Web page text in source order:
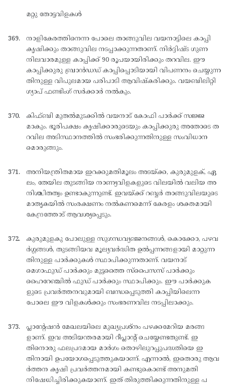
മറ്റു തോട്ടവിളകള്‍
നാളികേരത്തിനെന്ന പോലെ താങ്ങുവില വയനാട്ടിലെ കാപ്പി
കൃഷിക്കും താങ്ങുവില നടപ്പാക്കുന്നതാണ്. നിര്‍ദ്ദിഷ്ട ഗുണ
നിലവാരമുള്ള കാപ്പിക്ക് 90 രൂപയായിരിക്കും തറവില. ഈ
കാപ്പിക്കുരു ബ്രാന്‍ഡഡ് കാപ്പിപ്പൊടിയായി വിപണനം ചെയ്യുന്ന
തിനുള്ള വിപുലമായ പരിപാടി ആവിഷ്കരിക്കും. വയബിലിറ്റി
ഗ്യാപ് ഫണ്ടിംഗ് സര്‍ക്കാര്‍ നല്‍കും.
കിഫ്ബി മുതല്‍മുടക്കില്‍ വയനാട് കോഫി പാര്‍ക്ക് സജ്ജ
മാകും. ഭൂരിപക്ഷം കൃഷിക്കാരുടെയും കാപ്പിക്കുരു അതോടെ ത
റവില അടിസ്ഥാനത്തില്‍ സംഭരിക്കുന്നതിനുള്ള സംവിധാന
മൊരുങ്ങും.
അനിയന്ത്രിതമായ ഇറക്കുമതിമൂലം അടയ്ക്ക, കുരുമുളക്, ഏ
ലം, തേയില തുടങ്ങിയ നാണ്യവിളകളുടെ വിലയില്‍ വലിയ അ
നിശ്ചിതത്വം ഉണ്ടാകുന്നുണ്ട്. ഇവയ്ക്ക് റബ്ബര്‍ താങ്ങുവിലയുടെ
മാതൃകയില്‍ സംരക്ഷണം നല്‍കണമെന്ന് കേരളം ശക്തമായി
കേന്ദ്രത്തോട് ആവശ്യപ്പെടും.
കുരുമുളകു പോലുള്ള സുഗന്ധവ്യഞ്ജനങ്ങള്‍, കൊക്കോ, പഴവ
ര്‍ഗ്ഗങ്ങള്‍, തുടങ്ങിയവ മൂല്യവര്‍ദ്ധിത ഉല്‍പ്പന്നങ്ങളായി മാറ്റുന്ന
തിനുള്ള പാര്‍ക്കുകള്‍ സ്ഥാപിക്കുന്നതാണ്. വയനാട്
മെഗാഫുഡ് പാര്‍ക്കും മുട്ടത്തൈ സ്പൈസസ് പാര്‍ക്കും
ഹൈറേഞ്ചില്‍ ഫുഡ് പാര്‍ക്കും സ്ഥാപിക്കും. ഈ പാര്‍ക്കുക
ളുടെ പ്രവര്‍ത്തനവുമായി ബന്ധപ്പെടുത്തി കാപ്പിയിലെന്ന
പോലെ ഈ വിളകള്‍ക്കും സംഭരണവില നടപ്പിലാക്കും.
പ്ലാന്റേഷന്‍ മേഖലയിലെ മുഖ്യപ്രശ്നം പഴക്കമേറിയ മരങ്ങ
ളാണ്. ഇവ അടിയന്തരമായി റീപ്ലാന്റ് ചെയ്യേണ്ടതുണ്ട്. ഇ
തിനൊരു ഫലപ്രദമായ മാര്‍ഗം തൊഴിലുറപ്പുപദ്ധതിയെ ഇ
തിനായി ഉപയോഗപ്പെടുത്തുകയാണ്. എന്നാല്‍, ഇതൊരു ആവ
ര്‍ത്തന കൃഷി പ്രവര്‍ത്തനമായി കണ്ടുകൊണ്ട് അനുമതി
നിഷേധിച്ചിരിക്കുകയാണ്. ഇത് തിരുത്തിക്കുന്നതിനുള്ള പ